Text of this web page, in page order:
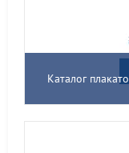
Каталог